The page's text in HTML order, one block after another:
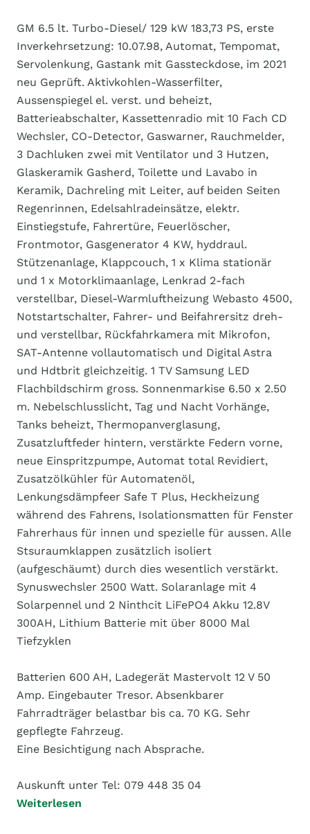
GM 6.5 lt. Turbo-Diesel/ 129 kW 183,73 PS, erste
Inverkehrsetzung: 10.07.98, Automat, Tempomat,
Servolenkung, Gastank mit Gassteckdose, im 2021
neu Geprüft. Aktivkohlen-Wasserfilter,
Aussenspiegel el. verst. und beheizt,
Batterieabschalter, Kassettenradio mit 10 Fach CD
Wechsler, CO-Detector, Gaswarner, Rauchmelder,
3 Dachluken zwei mit Ventilator und 3 Hutzen,
Glaskeramik Gasherd, Toilette und Lavabo in
Keramik, Dachreling mit Leiter, auf beiden Seiten
Regenrinnen, Edelsahlradeinsätze, elektr.
Einstiegstufe, Fahrertüre, Feuerlöscher,
Frontmotor, Gasgenerator 4 KW, hyddraul.
Stützenanlage, Klappcouch, 1 x Klima stationär
und 1 x Motorklimaanlage, Lenkrad 2-fach
verstellbar, Diesel-Warmluftheizung Webasto 4500,
Notstartschalter, Fahrer- und Beifahrersitz dreh-
und verstellbar, Rückfahrkamera mit Mikrofon,
SAT-Antenne vollautomatisch und Digital Astra
und Hdtbrit gleichzeitig. 1 TV Samsung LED
Flachbildschirm gross. Sonnenmarkise 6.50 x 2.50
m. Nebelschlusslicht, Tag und Nacht Vorhänge,
Tanks beheizt, Thermopanverglasung,
Zusatzluftfeder hintern, verstärkte Federn vorne,
neue Einspritzpumpe, Automat total Revidiert,
Zusatzölkühler für Automatenöl,
Lenkungsdämpfeer Safe T Plus, Heckheizung
während des Fahrens, Isolationsmatten für Fenster
Fahrerhaus für innen und spezielle für aussen. Alle
Stsuraumklappen zusätzlich isoliert
(aufgeschäumt) durch dies wesentlich verstärkt.
Synuswechsler 2500 Watt. Solaranlage mit 4
Solarpennel und 2 Ninthcit LiFePO4 Akku 12.8V
300AH, Lithium Batterie mit über 8000 Mal
Tiefzyklen
Batterien 600 AH, Ladegerät Mastervolt 12 V 50
Amp. Eingebauter Tresor. Absenkbarer
Fahrradträger belastbar bis ca. 70 KG. Sehr
gepflegte Fahrzeug.
Eine Besichtigung nach Absprache.
Auskunft unter Tel: 079 448 35 04
Weiterlesen